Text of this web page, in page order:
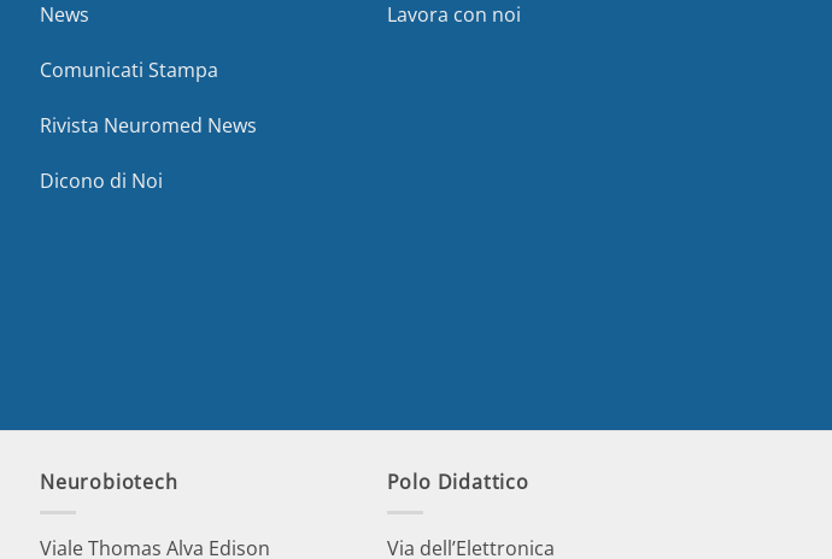
News
Comunicati Stampa
Rivista Neuromed News
Dicono di Noi
Lavora con noi
Neurobiotech
Viale Thomas Alva Edison
Polo Didattico
Via dell’Elettronica